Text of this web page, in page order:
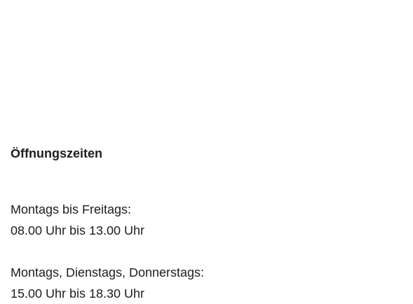
Öffnungszeiten
Montags bis Freitags:
08.00 Uhr bis 13.00 Uhr
Montags, Dienstags, Donnerstags:
15.00 Uhr bis 18.30 Uhr